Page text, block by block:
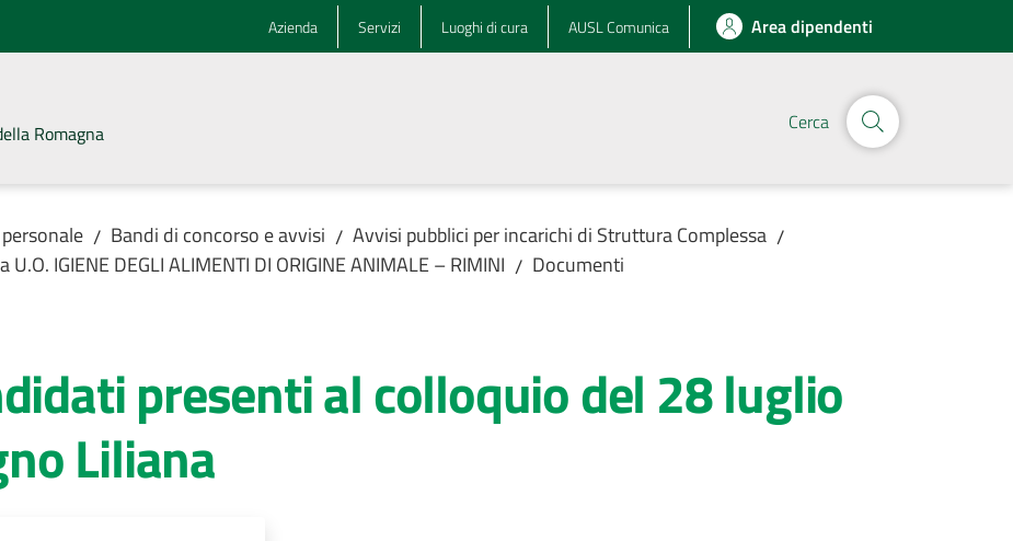
Azienda Servizi Luoghi di cura AUSL Comunica Area dipendenti
Romagna Cerca
/ Bandi di concorso e avvisi / Avvisi pubblici per incarichi di Struttura Complessa /
IGIENE DEGLI ALIMENTI DI ORIGINE ANIMALE – RIMINI / Documenti
presenti al colloquio del 28 luglio
Liliana